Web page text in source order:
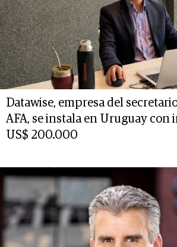
Datawise, empresa del
AFA, se instala en Uruguay con
US$ 200.000